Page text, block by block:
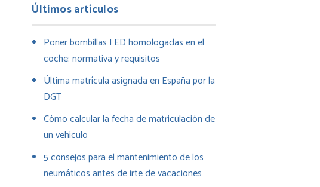
Últimos artículos
Poner bombillas LED homologadas en el
coche: normativa y requisitos
Última matrícula asignada en España por la
DGT
Cómo calcular la fecha de matriculación de
un vehículo
5 consejos para el mantenimiento de los
neumáticos antes de irte de vacaciones